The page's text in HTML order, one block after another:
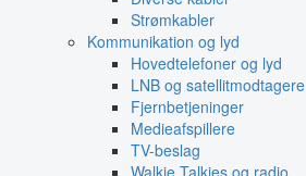
Strømkabler
Kommunikation og lyd
Hovedtelefoner og lyd
LNB og satellitmodtagere
Fjernbetjeninger
Medieafspillere
TV-beslag